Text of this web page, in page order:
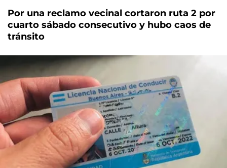
Por una reclamo vecinal cortaron ruta 2 por
cuarto sábado consecutivo y hubo caos de
tránsito